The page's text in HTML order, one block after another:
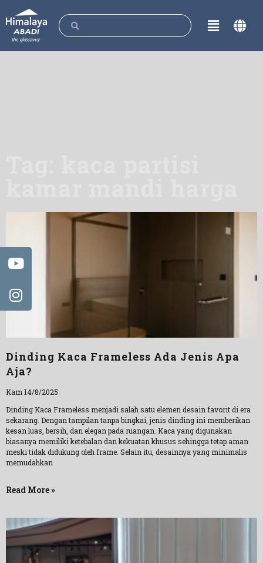
Dinding Kaca Frameless Ada Jenis Apa
Aja?
Kam 14/8/2025
Dinding Kaca Frameless menjadi salah satu elemen desain favorit di era
sekarang. Dengan tampilan tanpa bingkai, jenis dinding ini memberikan
kesan luas, bersih, dan elegan pada ruangan. Kaca yang digunakan
biasanya memiliki ketebalan dan kekuatan khusus sehingga tetap aman
meski tidak didukung oleh frame. Selain itu, desainnya yang minimalis
memudahkan
Read More »